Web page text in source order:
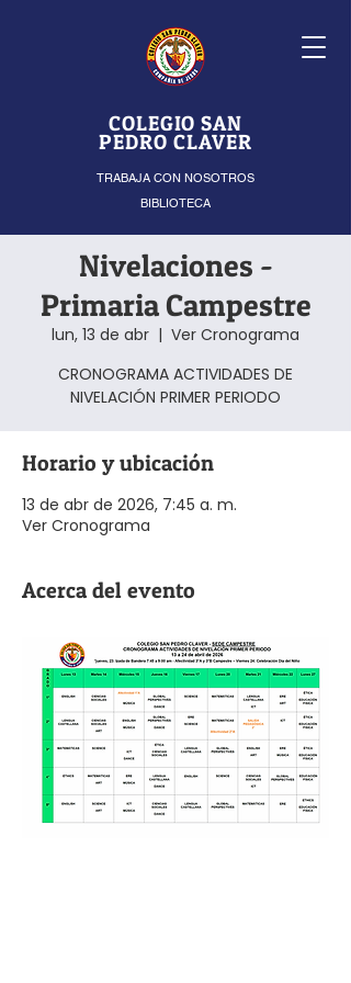
COLEGIO SAN
PEDRO CLAVER
TRABAJA CON NOSOTROS
BIBLIOTECA
Nivelaciones -
Primaria Campestre
lun, 13 de abr
  |
Ver Cronograma
CRONOGRAMA ACTIVIDADES DE
NIVELACIÓN PRIMER PERIODO
Horario y ubicación
13 de abr de 2026, 7:45 a. m.
Ver Cronograma
Acerca del evento